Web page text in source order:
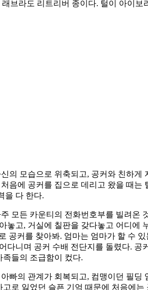
브라도 리트리버 종이다. 털이 아이
의 모습으로 위축되고, 공커와 친하
음에 공커를 집으로 데리고 왔을 때
을 다 한다.
모든 카운티의 전화번호부를 빌려온
고, 거실에 칠판을 갖다놓고 어디
공커를 찾아봐. 엄마는 엄마가 할 수
니며 공커 수배 전단지를 돌렸다.
들의 조급함이 컸다.
빠의 관계가 회복되고, 컴맹이던 필
로 잃었던 슬픈 기억 때문에 처음에